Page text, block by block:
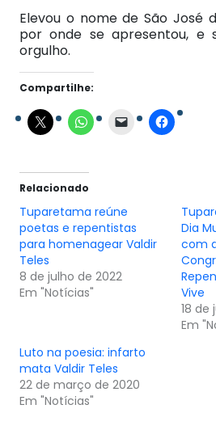
Elevou o nome de São José
por onde se apresentou, e
orgulho.
Compartilhe:
Relacionado
Tuparetama reúne
poetas e repentistas
para homenagear Valdir
Teles
8 de julho de 2022
Em "Notícias"
Dia
com
Vive
18 de
Em
Luto na poesia: infarto
mata Valdir Teles
22 de março de 2020
Em "Notícias"